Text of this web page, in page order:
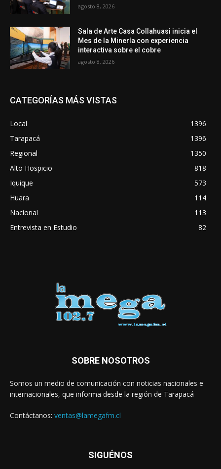
agosto 8, 2026
Sala de Arte Casa Collahuasi inicia el
Mes de la Minería con experiencia
interactiva sobre el cobre
agosto 8, 2026
CATEGORÍAS MÁS VISTAS
Local
1396
Tarapacá
1396
Regional
1350
Alto Hospicio
818
Iquique
573
Huara
114
Nacional
113
Entrevista en Estudio
82
SOBRE NOSOTROS
Somos un medio de comunicación con noticias nacionales e
internacionales, que informa desde la región de Tarapacá
Contáctanos: ventas@lamegafm.cl
SIGUÉNOS